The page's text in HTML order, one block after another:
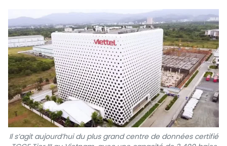
Il s’agit aujourd’hui du plus grand centre de données certifié